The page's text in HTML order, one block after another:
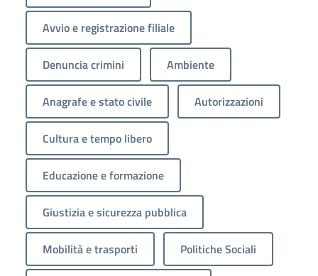
Avvio e registrazione filiale
Denuncia crimini Ambiente
Anagrafe e stato civile Autorizzazioni
Cultura e tempo libero
Educazione e formazione
Giustizia e sicurezza pubblica
Mobilità e trasporti Politiche Sociali